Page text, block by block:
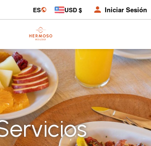
ES USD $ Iniciar Sesión